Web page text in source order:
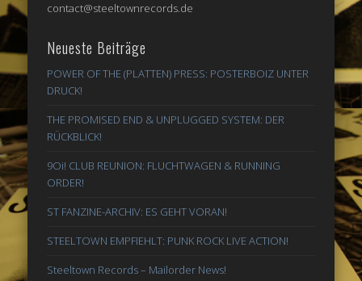
contact@steeltownrecords.de
Neueste Beiträge
POWER OF THE (PLATTEN) PRESS: POSTERBOIZ UNTER
DRUCK!
THE PROMISED END & UNPLUGGED SYSTEM: DER
RÜCKBLICK!
9Oi! CLUB REUNION: FLUCHTWAGEN & RUNNING
ORDER!
ST FANZINE-ARCHIV: ES GEHT VORAN!
STEELTOWN EMPFIEHLT: PUNK ROCK LIVE ACTION!
Steeltown Records – Mailorder News!